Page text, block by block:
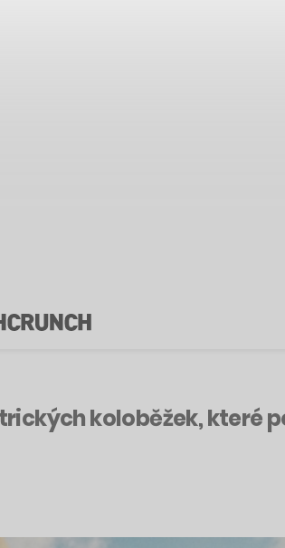
koloběžek, které